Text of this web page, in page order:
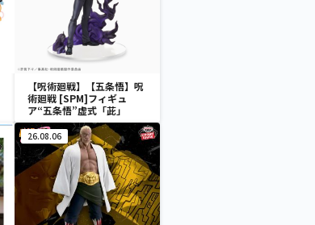
【呪術廻戦】【五条悟】呪
術廻戦 [SPM]フィギュ
ア“五条悟”虚式「茈」
26.08.06